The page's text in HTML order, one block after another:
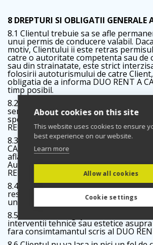
8 DREPTURI SI OBLIGATII GENERALE
8.1 Clientul trebuie sa se afle
unui permis de conducere valabil.
motiv, Clientului ii este retras
catre o autoritate competenta sau de
sau din strainatate, este strict
folosirii autoturismului de catre
obligatia de a informa DUO RENT A
timp posibil.
8.2 Autoturismul nu poate fi condus
semnatarul acestui Contract sau
specificata in Contractul si autorizata
RENT A CAR ca sofer aditional.
8.3 Clientul are obligatia sa instiinteze
CAR, la solicitarea acesteia, cu privire
afla Autoturismul Inchiriat si sa
Autoturismului Inchiriat de catre
RENT A CAR, in maxim 24 de ore de la
8.4 Clientul se angajeaza sa conduca
respectand toate dispozitiile legale
unui autoturism pe drumurile publice.
8.5 Clientul se angajeaza sa nu faca si
interventii tehnice sau estetice
fara consimtamantul scris al DUO
About cookies on this site
This website uses cookies to ensure
best experience on our website.
Learn more
Allow all cookies
Cookie settings